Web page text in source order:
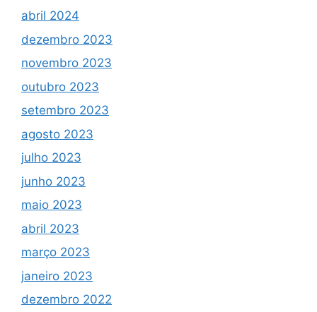
abril 2024
dezembro 2023
novembro 2023
outubro 2023
setembro 2023
agosto 2023
julho 2023
junho 2023
maio 2023
abril 2023
março 2023
janeiro 2023
dezembro 2022